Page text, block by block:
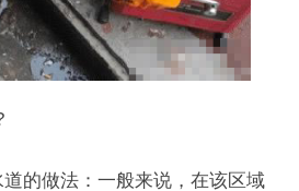
做法：一般来说，在该区域